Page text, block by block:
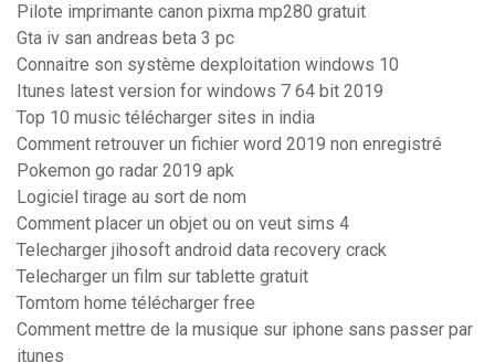
Pilote imprimante canon pixma mp280 gratuit
Gta iv san andreas beta 3 pc
Connaitre son système dexploitation windows 10
Itunes latest version for windows 7 64 bit 2019
Top 10 music télécharger sites in india
Comment retrouver un fichier word 2019 non enregistré
Pokemon go radar 2019 apk
Logiciel tirage au sort de nom
Comment placer un objet ou on veut sims 4
Telecharger jihosoft android data recovery crack
Telecharger un film sur tablette gratuit
Tomtom home télécharger free
Comment mettre de la musique sur iphone sans passer par
itunes